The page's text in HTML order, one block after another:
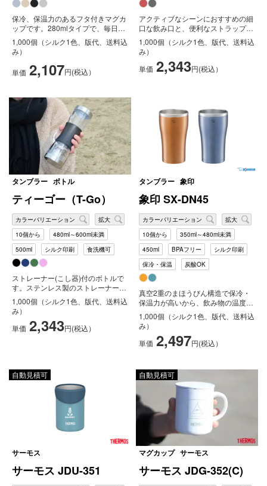
保冷、保温力のあるフタ付きマグカ
ップです。280mlタイプで、毎日の
暮らしで気軽に使えます。保温に
効...
1,000個（シルク1色、版代、送料込
み）
単価 2,107円(税込）
アクティブなシーンにおすすめの細
口な飲み口と、便利なストラップ
付。まるでガラスのような透明感
と、見え...
1,000個（シルク1色、版代、送料込
み）
単価 2,343円(税込）
タンブラー ボトル
ティーゴー（T-Go）
カラーバリエーション
拡大
10個から
480ml～600ml未満
500ml
シルク印刷 食洗機可
ストレーナー(こし器)付のボトルで
す。ステンレス製のストレーナー
は、お茶でも紅茶でも、コーヒーで
も何...
1,000個（シルク1色、版代、送料込
み）
単価 2,343円(税込）
タンブラー 象印
象印 SX-DN45
カラーバリエーション
拡大
10個から
350ml～480ml未満
450ml
BPAフリー
シルク印刷
保冷・保温
炭酸OK
真空2重のまほうびん構造で保冷・
保温力が高いから、飲み物の温度を
長時間キープします。冷たい飲み物
を入...
1,000個（シルク1色、版代、送料込
み）
単価 2,497円(税込）
自動見積可
サーモス
サーモス JDU-351
自動見積可
マグカップ サーモス
サーモス JDG-352(C)